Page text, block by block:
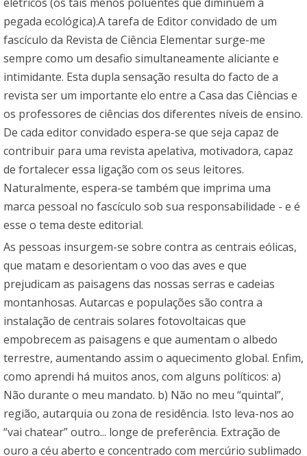
pegada ecológica).A tarefa de Editor convidado de um
fascículo da Revista de Ciência Elementar surge-me
sempre como um desafio simultaneamente aliciante e
intimidante. Esta dupla sensação resulta do facto de a
revista ser um importante elo entre a Casa das Ciências e
os professores de ciências dos diferentes níveis de ensino.
De cada editor convidado espera-se que seja capaz de
contribuir para uma revista apelativa, motivadora, capaz
de fortalecer essa ligação com os seus leitores.
Naturalmente, espera-se também que imprima uma
marca pessoal no fascículo sob sua responsabilidade - e é
esse o tema deste editorial.
As pessoas insurgem-se sobre contra as centrais eólicas,
que matam e desorientam o voo das aves e que
prejudicam as paisagens das nossas serras e cadeias
montanhosas. Autarcas e populações são contra a
instalação de centrais solares fotovoltaicas que
empobrecem as paisagens e que aumentam o albedo
terrestre, aumentando assim o aquecimento global. Enfim,
como aprendi há muitos anos, com alguns políticos: a)
Não durante o meu mandato. b) Não no meu “quintal”,
região, autarquia ou zona de residência. Isto leva-nos ao
“vai chatear” outro... longe de preferência. Extração de
ouro a céu aberto e concentrado com mercúrio sublimado